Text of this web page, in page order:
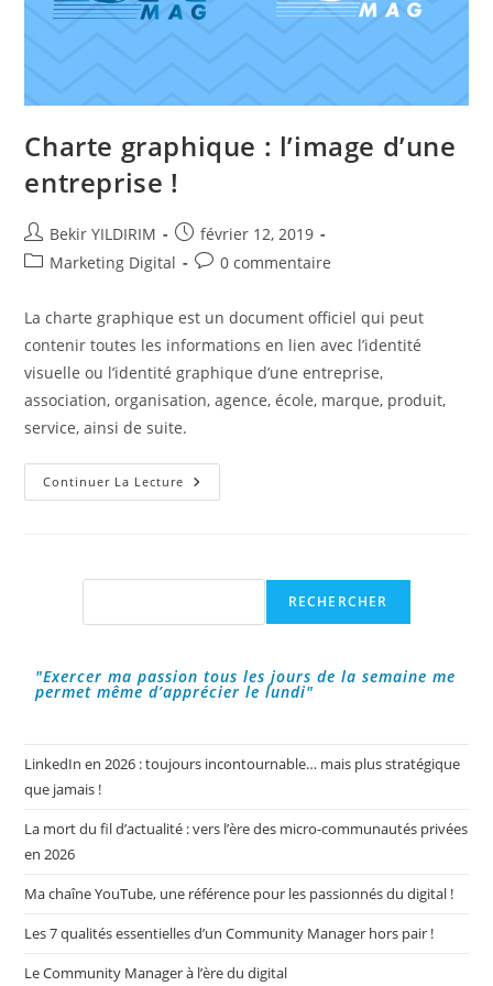
Charte graphique : l’image d’une
entreprise !
Auteur/autrice
de
Bekir YILDIRIM
Publication
publiée :
février 12, 2019
PostMarketing Digital
Commentaires
la
0 commentaire
La charte graphique est un document officiel qui peut
contenir toutes les informations en lien avec l’identité
visuelle ou l’identité graphique d’une entreprise,
association, organisation, agence, école, marque, produit,
service, ainsi de suite.
Continuer La Lecture Charte
Graphique
!
Rechercher
RECHERCHER
"Exercer ma passion tous les jours de la semaine me
permet même d’apprécier le lundi"
LinkedIn en 2026 : toujours incontournable… mais plus stratégique
que jamais !
La mort du fil d’actualité : vers l’ère des micro-communautés privées
en 2026
Ma chaîne YouTube, une référence pour les passionnés du digital !
Les 7 qualités essentielles d’un Community Manager hors pair !
Le Community Manager à l’ère du digital